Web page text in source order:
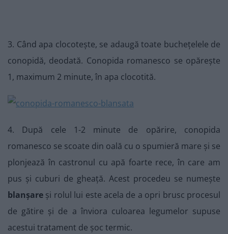
3. Când apa clocotește, se adaugă toate buchețelele de
conopidă, deodată. Conopida romanesco se opărește
1, maximum 2 minute, în apa clocotită.
4. După cele 1-2 minute de opărire, conopida
romanesco se scoate din oală cu o spumieră mare și se
plonjează în castronul cu apă foarte rece, în care am
pus și cuburi de gheață. Acest procedeu se numește
blanșare și rolul lui este acela de a opri brusc procesul
de gătire și de a înviora culoarea legumelor supuse
acestui tratament de șoc termic.